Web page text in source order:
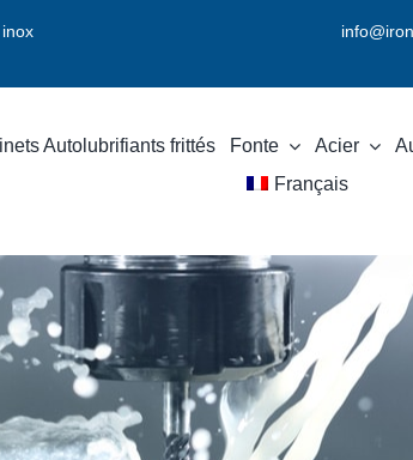
Autolubrifiants frittés Fonte Acier
Français